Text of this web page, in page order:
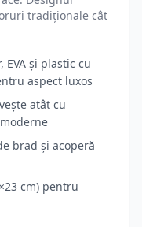
tradiționale cât
și plastic cu
aspect luxos
atât cu
brad și acoperă
cm) pentru